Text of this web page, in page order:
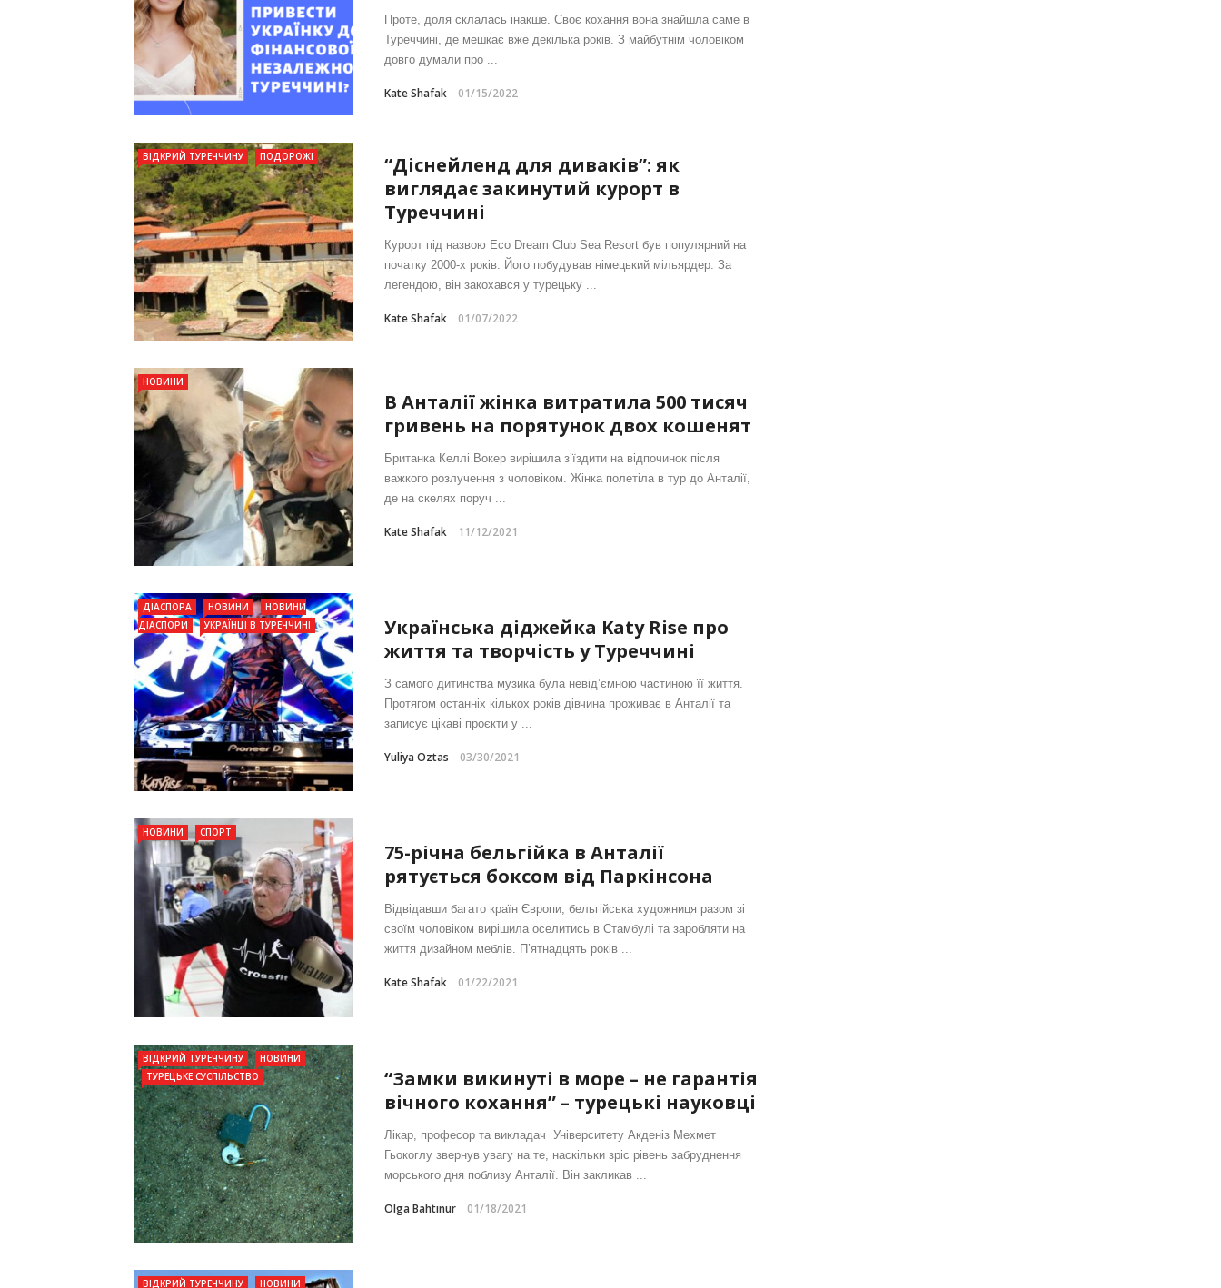
Проте, доля склалась інакше. Своє кохання вона знайшла саме в
Туреччині, де мешкає вже декілька років. З майбутнім чоловіком
довго думали про ...
Kate Shafak 01/15/2022
ВІДКРИЙ ТУРЕЧЧИНУ ПОДОРОЖІ
“Діснейленд для диваків”: як
виглядає закинутий курорт в
Туреччині
Курорт під назвою Eco Dream Club Sea Resort був популярний на
початку 2000-х років. Його побудував німецький мільярдер. За
легендою, він закохався у турецьку ...
Kate Shafak 01/07/2022
НОВИНИ
В Анталії жінка витратила 500 тисяч
гривень на порятунок двох кошенят
Британка Келлі Вокер вирішила з’їздити на відпочинок після
важкого розлучення з чоловіком. Жінка полетіла в тур до Анталії,
де на скелях поруч ...
Kate Shafak 11/12/2021
ДІАСПОРА НОВИНИ
НОВИНИ
ДІАСПОРИ
УКРАЇНЦІ В ТУРЕЧЧИНІ
Українська діджейка Katy Rise про
життя та творчість у Туреччині
З самого дитинства музика була невід’ємною частиною її життя.
Протягом останніх кількох років дівчина проживає в Анталії та
записує цікаві проєкти у ...
Yuliya Oztas 03/30/2021
НОВИНИ СПОРТ
75-річна бельгійка в Анталії
рятується боксом від Паркінсона
Відвідавши багато країн Європи, бельгійська художниця разом зі
своїм чоловіком вирішила оселитись в Стамбулі та заробляти на
життя дизайном меблів. П’ятнадцять років ...
Kate Shafak 01/22/2021
ВІДКРИЙ ТУРЕЧЧИНУ
НОВИНИ
ТУРЕЦЬКЕ СУСПІЛЬСТВО
“Замки викинуті в море – не гарантія
вічного кохання” – турецькі науковці
Лікар, професор та викладач Університету Акденіз Мехмет
Гьокоглу звернув увагу на те, наскільки зріс рівень забруднення
морського дня поблизу Анталії. Він закликав ...
Olga Bahtınur 01/18/2021
ВІДКРИЙ ТУРЕЧЧИНУ НОВИНИ